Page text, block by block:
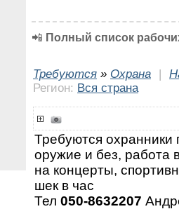
📲 Полный список
Требуются » Охрана |
Регион: Вся страна
Требуются
оружие и без, работа
на концерты,
шек в час
Тел 050-8632207